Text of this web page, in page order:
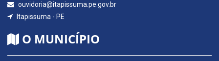
ouvidoria@itapissuma.pe.gov.br
Itapissuma - PE
O MUNICÍPIO